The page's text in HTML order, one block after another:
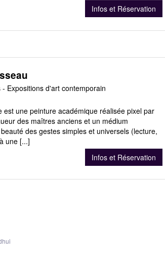
Infos et Réservation
Expositions d'art contemporain
une peinture académique réalisée pixel par
des maîtres anciens et un médium
des gestes simples et universels (lecture,
une [...]
Infos et Réservation